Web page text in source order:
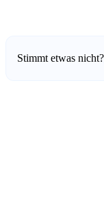
Stimmt etwas nicht?